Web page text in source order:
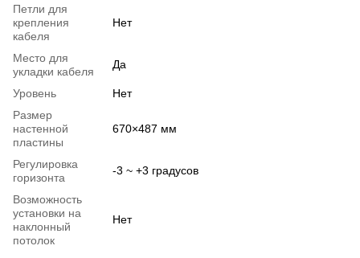
Петли для
крепления
кабеля
Нет
Место для
укладки кабеля
Да
Уровень
Нет
Размер
настенной
пластины
670×487 мм
Регулировка
горизонта
-3 ~ +3 градусов
Возможность
установки на
наклонный
потолок
Нет